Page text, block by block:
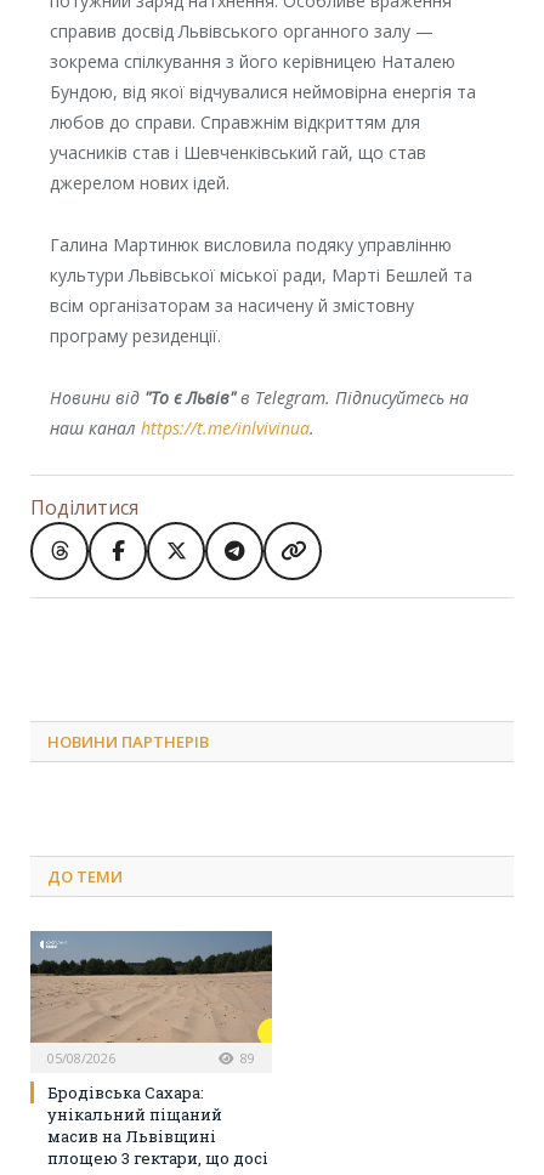
справив досвід Львівського органного залу —
зокрема спілкування з його керівницею Наталею
Бундою, від якої відчувалися неймовірна енергія та
любов до справи. Справжнім відкриттям для
учасників став і Шевченківський гай, що став
джерелом нових ідей.
Галина Мартинюк висловила подяку управлінню
культури Львівської міської ради, Марті Бешлей та
всім організаторам за насичену й змістовну
програму резиденції.
Новини від "То є Львів"в Telegram. Підписуйтесь на
наш канал https://t.me/inlvivinua.
Поділитися
НОВИНИ ПАРТНЕРІВ
ДО ТЕМИ
05/08/2026 89
Бродівська Сахара:
унікальний піщаний
масив на Львівщині
площею 3 гектари, що досі